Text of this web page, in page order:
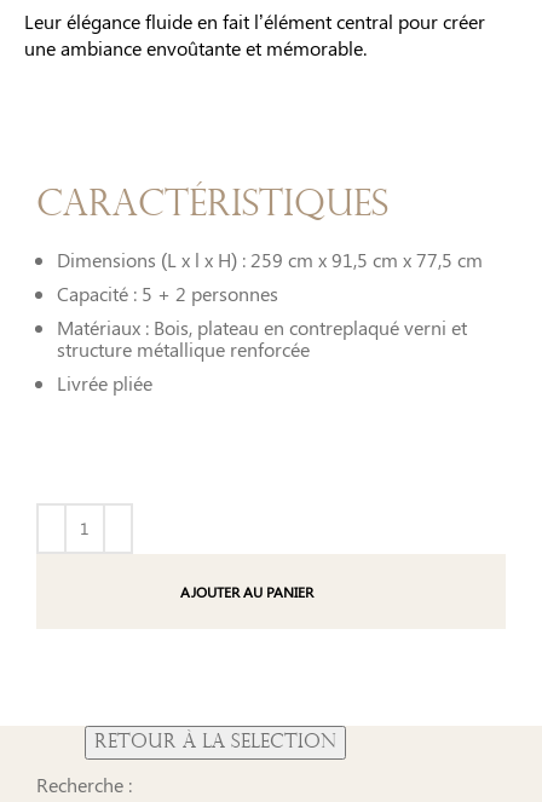
Leur élégance fluide en fait l’élément central pour créer
une ambiance envoûtante et mémorable.
Caractéristiques
Dimensions (L x l x H) : 259 cm x 91,5 cm x 77,5 cm
Capacité : 5 + 2 personnes
Matériaux : Bois, plateau en contreplaqué verni et
structure métallique renforcée
Livrée pliée
AJOUTER AU PANIER
Recherche :